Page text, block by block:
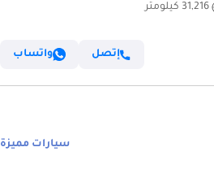
31,216 كيلومتر
إتصل واتساب
سيارات مميزة